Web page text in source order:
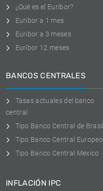
¿Qué es el Euribor?
Euribor a 1 mes
Euribor a 3 meses
Euríbor 12 meses
BANCOS CENTRALES
Tasas actuales del banco
central
Tipo Banco Central de Brasil
Tipo Banco Central Europeo
Tipo Banco Central Mexico
INFLACIÓN IPC